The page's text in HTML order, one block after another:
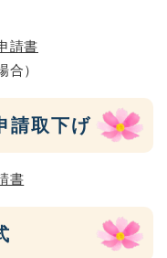
請書
合）
請取下げ
書